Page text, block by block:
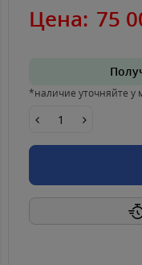
Цена: 75
*наличие уточняйте у